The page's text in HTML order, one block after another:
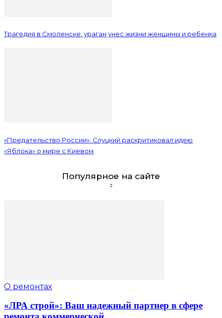
Трагедия в Смоленске: ураган унес жизни женщины и ребенка
«Предательство России»: Слуцкий раскритиковал идею
«Яблока» о мире с Киевом
Популярное на сайте
О ремонтах
«ЛРА строй»: Ваш надежный партнер в сфере